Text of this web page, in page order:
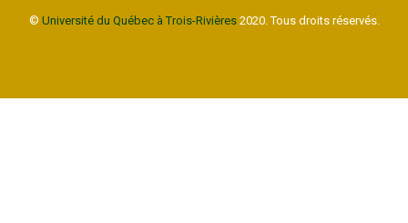
© Université du Québec à Trois-Rivières2020. Tous droits réservés.